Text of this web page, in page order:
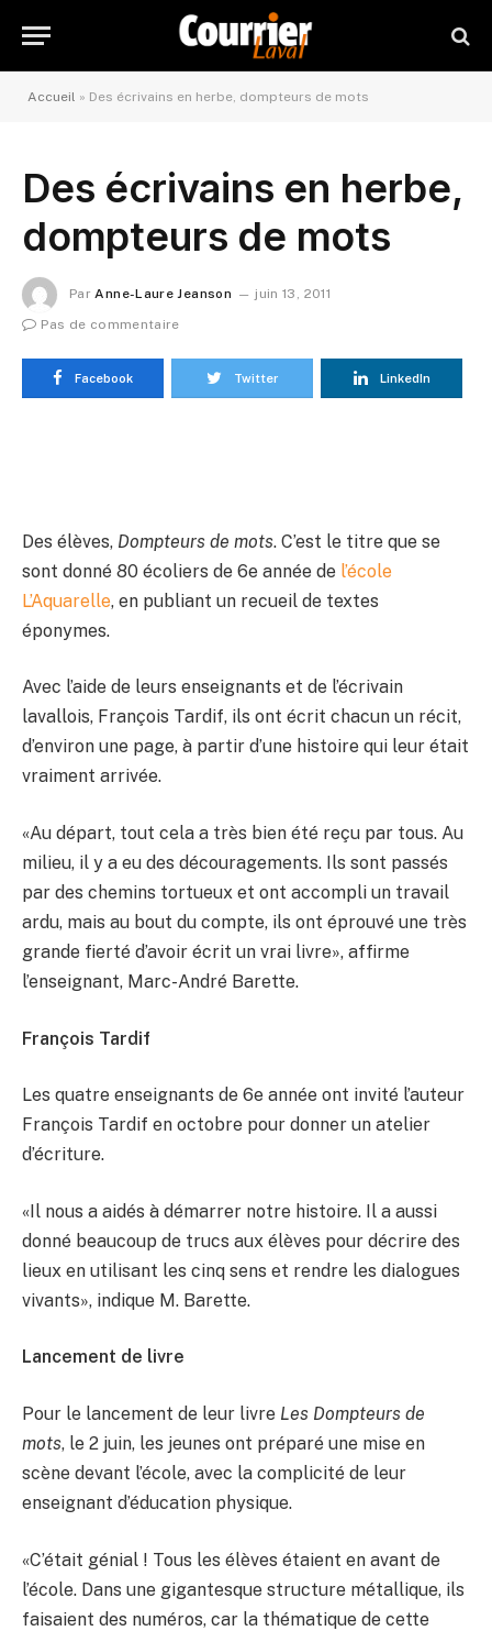
Accueil » Des écrivains en herbe, dompteurs de mots
Des écrivains en herbe,
dompteurs de mots
Par Anne-Laure Jeanson
juin 13, 2011
Pas de commentaire
Facebook Twitter LinkedIn
Des élèves, Dompteurs de mots. C’est le titre que se
sont donné 80 écoliers de 6e année de l’école
L’Aquarelle, en publiant un recueil de textes
éponymes.
Avec l’aide de leurs enseignants et de l’écrivain
lavallois, François Tardif, ils ont écrit chacun un récit,
d’environ une page, à partir d’une histoire qui leur était
vraiment arrivée.
«Au départ, tout cela a très bien été reçu par tous. Au
milieu, il y a eu des découragements. Ils sont passés
par des chemins tortueux et ont accompli un travail
ardu, mais au bout du compte, ils ont éprouvé une très
grande fierté d’avoir écrit un vrai livre», affirme
l’enseignant, Marc-André Barette.
François Tardif
Les quatre enseignants de 6e année ont invité l’auteur
François Tardif en octobre pour donner un atelier
d’écriture.
«Il nous a aidés à démarrer notre histoire. Il a aussi
donné beaucoup de trucs aux élèves pour décrire des
lieux en utilisant les cinq sens et rendre les dialogues
vivants», indique M. Barette.
Lancement de livre
Pour le lancement de leur livre Les Dompteurs de
mots, le 2 juin, les jeunes ont préparé une mise en
scène devant l’école, avec la complicité de leur
enseignant d’éducation physique.
«C’était génial ! Tous les élèves étaient en avant de
l’école. Dans une gigantesque structure métallique, ils
faisaient des numéros, car la thématique de cette